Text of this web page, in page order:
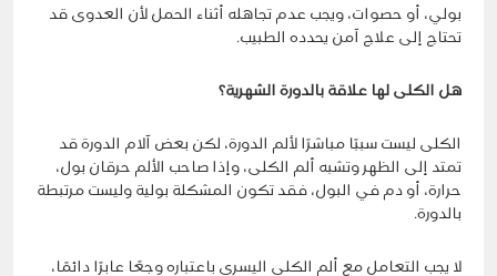
بولي، أو حصوات، ويجب عدم تجاهله أثناء الحمل لأن العدوى قد
تحتاج إلى علاج آمن يحدده الطبيب.
هل الكلى لها علاقة بالدورة الشهرية؟
الكلى ليست سببًا مباشرًا لألم الدورة، لكن بعض آلام الدورة قد
تمتد إلى الظهر وتشبه ألم الكلى، وإذا صاحب الألم حرقان بول،
حرارة، أو دم في البول، فقد تكون المشكلة بولية وليست مرتبطة
بالدورة.
لا يجب التعامل مع ألم الكلى اليسرى باعتباره وجعًا عابرًا دائمًا،